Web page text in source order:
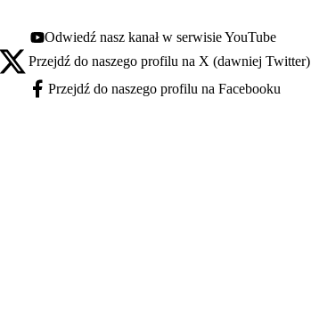
Youtube - otwiera się w nowej karcie
Odwiedź nasz kanał w serwisie YouTube
X - otwiera się w nowej karcie
Przejdź do naszego profilu na X (dawniej Twitter)
Facebook - otwiera się w nowej karcie
Przejdź do naszego profilu na Facebooku